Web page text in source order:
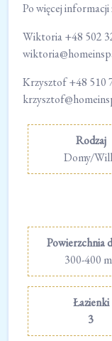
Po więcej
Wiktoria +48 502
Krzysztof +48 510
Rodzaj
Domy/
Powierzchnia
300-400
Łazienki
3